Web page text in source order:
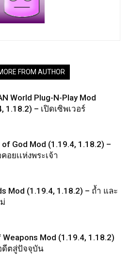
FROM AUTHOR
World Plug-N-Play Mod
1.18.2) – เปิดเซิพเวอร์
God Mod (1.19.4, 1.18.2) –
อยเเห่งพระเจ้า
Mod (1.19.4, 1.18.2) – ถ้ำ และ
Mod (1.19.4, 1.18.2)
ดีตสู่ปัจจุบัน